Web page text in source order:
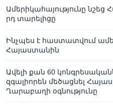
Ամերիկահայությունը նշեց
րդ տարելիցը
Ինչպես է հաստատվում
Հայաստանին
Ավելի քան 60
զգալիորեն մեծացնել
Ղարաբաղի օգնությունը